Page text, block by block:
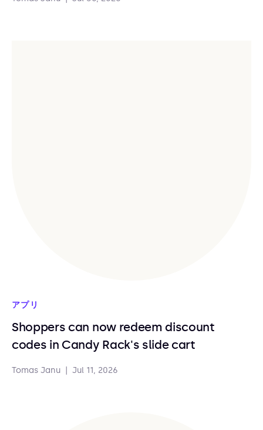
アプリ
Shoppers can now redeem discount
codes in Candy Rack's slide cart
Tomas Janu Jul 11, 2026